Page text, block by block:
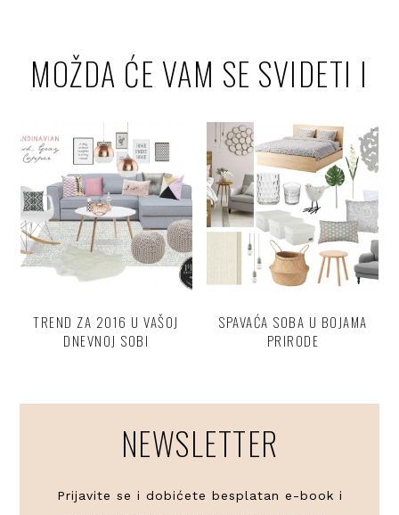
MOŽDA ĆE VAM SE SVIDETI I
TREND ZA 2016 U VAŠOJ
DNEVNOJ SOBI
SPAVAĆA SOBA U BOJAMA
PRIRODE
NEWSLETTER
Prijavite se i dobićete besplatan e-book i